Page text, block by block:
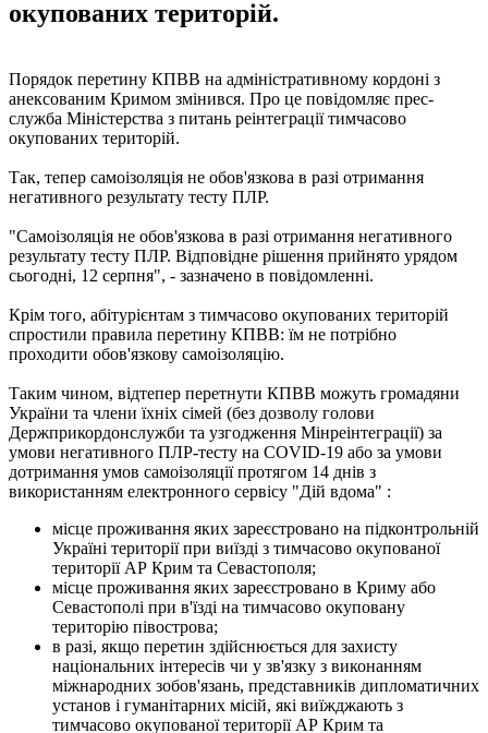
окупованих територій.
Порядок перетину КПВВ на адміністративному кордоні з
анексованим Кримом змінився. Про це повідомляє прес-
служба Міністерства з питань реінтеграції тимчасово
окупованих територій.
Так, тепер самоізоляція не обов'язкова в разі отримання
негативного результату тесту ПЛР.
"Самоізоляція не обов'язкова в разі отримання негативного
результату тесту ПЛР. Відповідне рішення прийнято урядом
сьогодні, 12 серпня", - зазначено в повідомленні.
Крім того, абітурієнтам з тимчасово окупованих територій
спростили правила перетину КПВВ: їм не потрібно
проходити обов'язкову самоізоляцію.
Таким чином, відтепер перетнути КПВВ можуть громадяни
України та члени їхніх сімей (без дозволу голови
Держприкордонслужби та узгодження Мінреінтеграції) за
умови негативного ПЛР-тесту на COVID-19 або за умови
дотримання умов самоізоляції протягом 14 днів з
використанням електронного сервісу "Дій вдома" :
місце проживання яких зареєстровано на підконтрольній
Україні території при виїзді з тимчасово окупованої
території АР Крим та Севастополя;
місце проживання яких зареєстровано в Криму або
Севастополі при в'їзді на тимчасово окуповану
територію півострова;
в разі, якщо перетин здійснюється для захисту
національних інтересів чи у зв'язку з виконанням
міжнародних зобов'язань, представників дипломатичних
установ і гуманітарних місій, які виїжджають з
тимчасово окупованої території АР Крим та